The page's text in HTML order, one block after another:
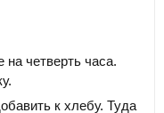
четверть часа.
к хлебу. Туда